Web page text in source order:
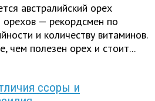
австралийский орех
— рекордсмен по
и количеству витаминов.
чем полезен орех и стоит...
ссоры и